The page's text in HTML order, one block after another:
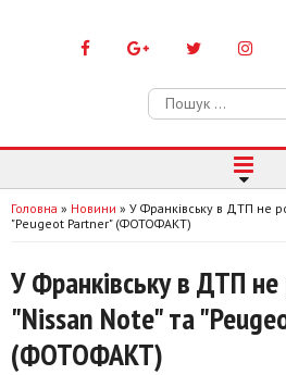
Пошук:
Головна » Новини » У Франківську в ДТП не
"Peugeot Partner" (ФОТОФАКТ)
У Франківську в ДТП
"Nissan Note" та
(ФОТОФАКТ)